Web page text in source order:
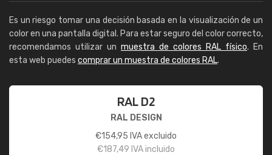
Es un riesgo tomar una decisión basada en la visualización de un
color en una pantalla digital. Para estar seguro del color correcto,
recomendamos utilizar un muestra de colores RAL físico. En
esta web puedes comprar un muestra de colores RAL.
RAL D2
RAL DESIGN
€154,95 IVA excluido
€187,49 IVA incluido